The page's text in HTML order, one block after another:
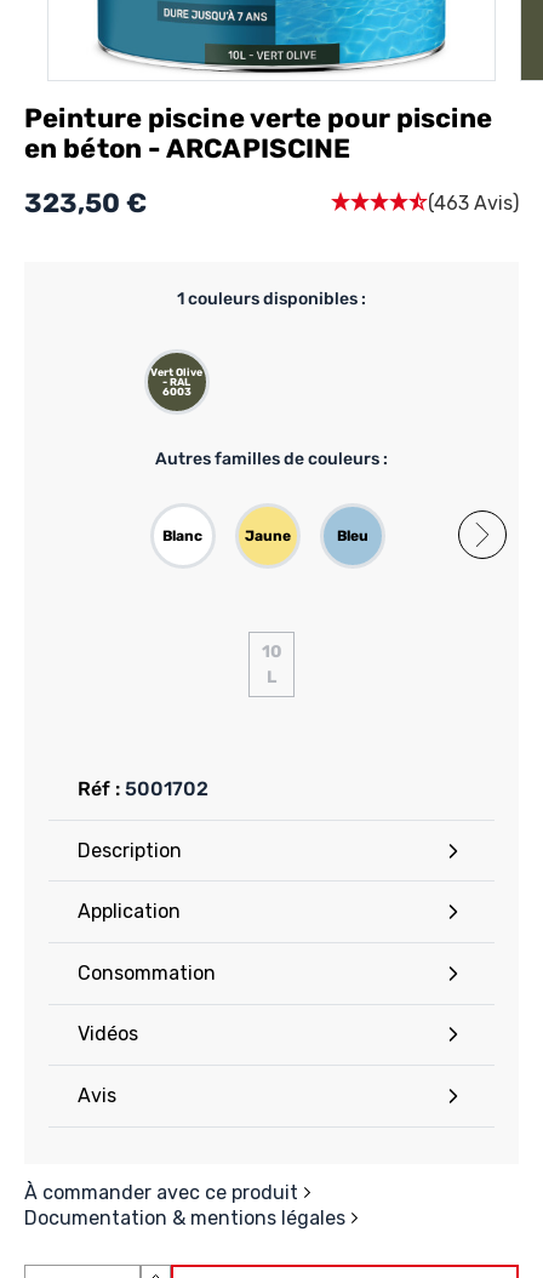
Peinture piscine verte pour piscine
en béton - ARCAPISCINE
323,50 €
(463 Avis)
Réf : 5001702
Description
Application
Consommation
Vidéos
Avis
À commander avec ce produit
Documentation & mentions légales
10
L
1couleurs disponibles :
Vert Olive
- RAL
6003
Autres familles de couleurs :
Blanc Jaune Bleu